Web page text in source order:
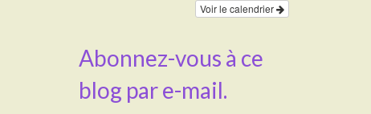
Voir le calendrier
Abonnez-vous à ce
blog par e-mail.